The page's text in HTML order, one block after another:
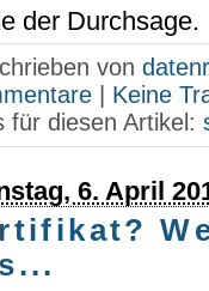
der Durchsage.
von
| Keine
für diesen Artikel:
6. April